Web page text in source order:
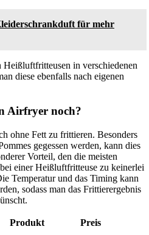
für mehr
in verschiedenen
diese ebenfalls nach eigenen
Airfryer noch?
ohne Fett zu frittieren. Besonders
gegessen werden, kann dies
Vorteil, den die meisten
einer Heißluftfritteuse zu keinerlei
Temperatur und das Timing kann
sodass man das Frittierergebnis
Produkt Preis